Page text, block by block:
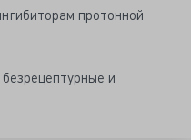
протонной
и